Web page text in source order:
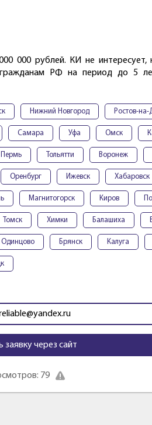
000 рублей. КИ не интересует,
РФ на период до 5
Нижний Новгород Ростов-на-
Самара Уфа Омск
Пермь Тольятти Воронеж
Оренбург Ижевск Хабаровск
Магнитогорск Киров
Томск Химки Балашиха
Одинцово Брянск Калуга
заявку через сайт
79